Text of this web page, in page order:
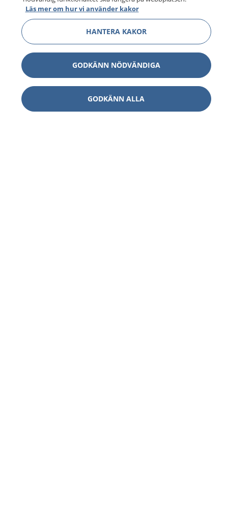
Läs mer om hur vi använder kakor
HANTERA KAKOR
GODKÄNN NÖDVÄNDIGA
GODKÄNN ALLA